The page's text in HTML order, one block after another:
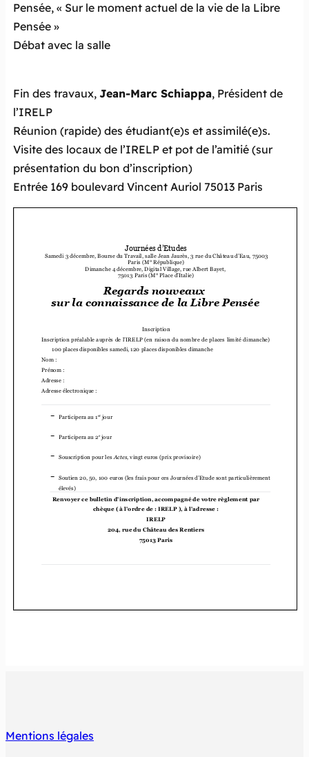
Pensée, « Sur le moment actuel de la vie de la Libre
Pensée »
Débat avec la salle
Fin des travaux, Jean-Marc Schiappa, Président de
l’IRELP
Réunion (rapide) des étudiant(e)s et assimilé(e)s.
Visite des locaux de l’IRELP et pot de l’amitié (sur
présentation du bon d’inscription)
Entrée 169 boulevard Vincent Auriol 75013 Paris
Mentions légales